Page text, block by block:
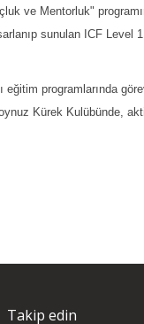
ve Mentorluk"
sunulan ICF Level 1
eğitim programlarında
Kürek Kulübünde,
Takip edin